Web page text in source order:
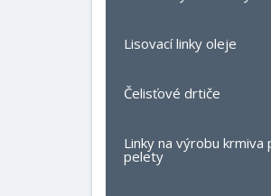
Lisovací linky oleje
Čelisťové drtiče
Linky na výrobu krmiva
pelety